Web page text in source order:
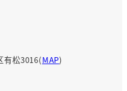
有松3016(MAP)